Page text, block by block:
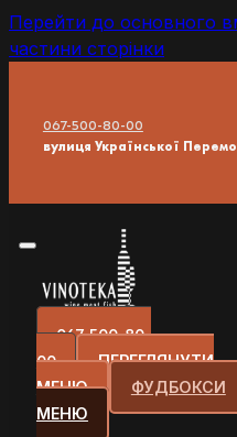
Перейти до основного
частини сторінки
067-500-80-00
вулиця Української
067-500-80-
00
ПЕРЕГЛЯНУТИ
МЕНЮ
ФУДБОКСИ
МЕНЮ